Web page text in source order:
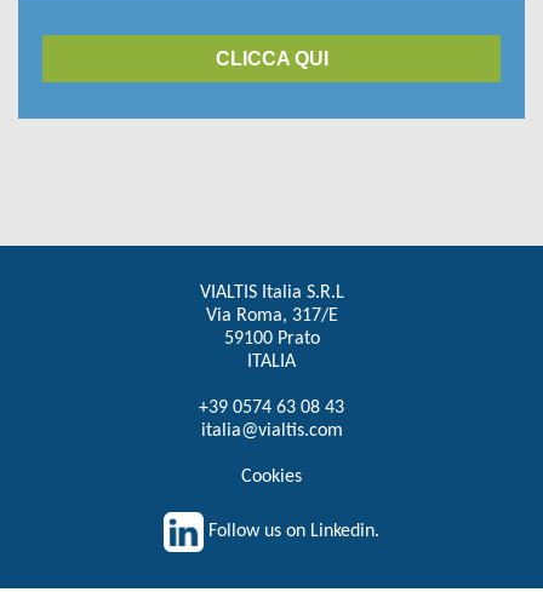
CLICCA QUI
VIALTIS Italia S.R.L
Via Roma, 317/E
59100 Prato
ITALIA
+39 0574 63 08 43
italia@vialtis.com
Cookies
Follow us on Linkedin.